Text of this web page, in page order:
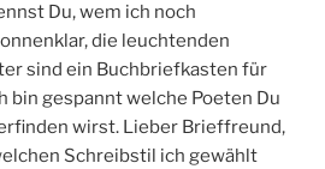
Du, wem ich noch
die leuchtenden
sind ein Buchbriefkasten für
bin gespannt welche Poeten Du
wirst. Lieber Brieffreund,
Schreibstil ich gewählt